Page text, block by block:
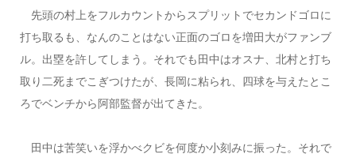
先頭の村上をフルカウントからスプリットでセカンドゴロに
打ち取るも、なんのことはない正面のゴロを増田大がファンブ
ル。出塁を許してしまう。それでも田中はオスナ、北村と打ち
取り二死までこぎつけたが、長岡に粘られ、四球を与えたとこ
ろでベンチから阿部監督が出てきた。
田中は苦笑いを浮かべクビを何度か小刻みに振った。それで